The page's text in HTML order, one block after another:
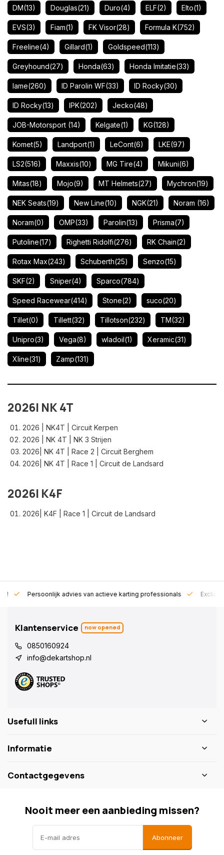
DM(13) Douglas(21) Duro(4) ELF(2) Elto(1)
EVS(3) Fiam(1) FK Visor(28) Formula K(752)
Freeline(4) Gillard(1) Goldspeed(113)
Greyhound(27) Honda(63) Honda Imitatie(33)
Iame(260) ID Parolin WF(33) ID Rocky(30)
ID Rocky(13) IPK(202) Jecko(48)
JOB-Motorsport (14) Kelgate(1) KG(128)
Komet(5) Landport(1) LeCont(6) LKE(97)
LS2(516) Maxxis(10) MG Tire(4) Mikuni(6)
Mitas(18) Mojo(9) MT Helmets(27) Mychron(19)
NEK Seats(19) New Line(10) NGK(21) Noram (16)
Noram(0) OMP(33) Parolin(13) Prisma(7)
Putoline(17) Righetti Ridolfi(276) RK Chain(2)
Rotax Max(243) Schuberth(25) Senzo(15)
SKF(2) Sniper(4) Sparco(784)
Speed Racewear(414) Stone(2) suco(20)
Tillet(0) Tillett(32) Tillotson(232) TM(32)
Unipro(3) Vega(8) wladoil(1) Xeramic(31)
Xline(31) Zamp(131)
2026| NK 4T
2026 | NK4T | Circuit Kerpen
2026 | NK 4T | NK 3 Strijen
2026| NK 4T | Race 2 | Circuit Berghem
2026| NK 4T | Race 1 | Circuit de Landsard
2026| K4F
2026| K4F | Race 1 | Circuit de Landsard
Persoonlijk advies van actieve karting professionals
Klantenservice now opened
0850160924
info@dekartshop.nl
Usefull links
Informatie
Contactgegevens
Nooit meer een aanbieding missen?
Abonneer